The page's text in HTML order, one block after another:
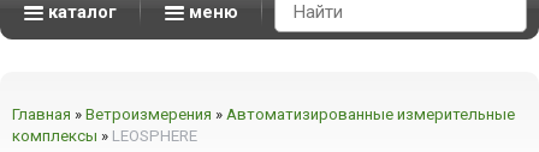
каталог меню
Главная » Ветроизмерения » Автоматизированные измерительные
комплексы » LEOSPHERE